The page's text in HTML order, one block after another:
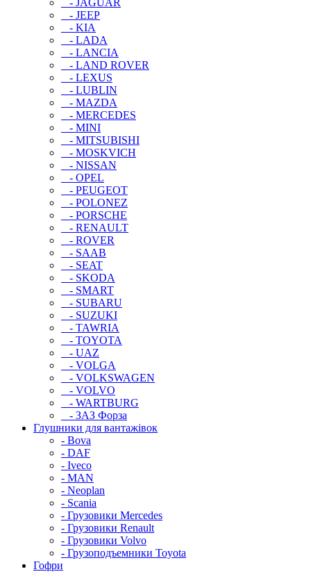
- JAGUAR
- JEEP
- KIA
- LADA
- LANCIA
- LAND ROVER
- LEXUS
- LUBLIN
- MAZDA
- MERCEDES
- MINI
- MITSUBISHI
- MOSKVICH
- NISSAN
- OPEL
- PEUGEOT
- POLONEZ
- PORSCHE
- RENAULT
- ROVER
- SAAB
- SEAT
- SKODA
- SMART
- SUBARU
- SUZUKI
- TAWRIA
- TOYOTA
- UAZ
- VOLGA
- VOLKSWAGEN
- VOLVO
- WARTBURG
- ЗАЗ Форза
Глушники для вантажівок
- Bova
- DAF
- Iveco
- MAN
- Neoplan
- Scania
- Грузовики Mercedes
- Грузовики Renault
- Грузовики Volvo
- Грузоподъемники Toyota
Гофри